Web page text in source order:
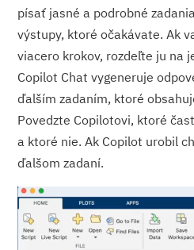
písať jasné a podrobné
výstupy, ktoré očakávate. Ak
viacero krokov, rozdeľte ju na
Copilot Chat vygeneruje
ďalším zadaním, ktoré
Povedzte Copilotovi, ktoré
a ktoré nie. Ak Copilot urobil
ďalšom zadaní.